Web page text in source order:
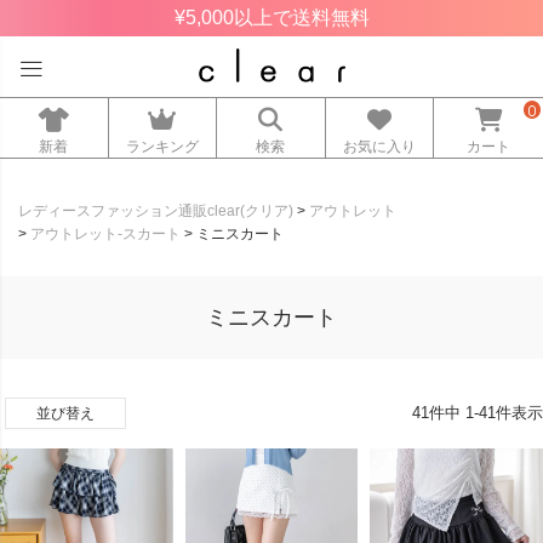
¥5,000以上で送料無料
新着 ランキング 検索 お気に入り カート
0
レディースファッション通販clear(クリア)
アウトレット
アウトレット-スカート
ミニスカート
ミニスカート
並び替え 41件中 1-41件表示